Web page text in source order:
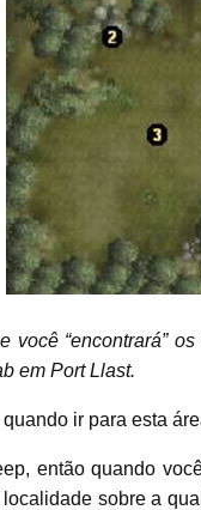
você “encontrará”
em Port Llast.
ir para esta
então quando
sobre a